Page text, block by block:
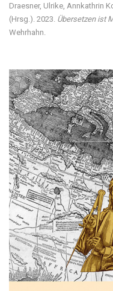
Draesner, Ulrike, Annkathrin
(Hrsg.). 2023. Übersetzen ist
Wehrhahn.